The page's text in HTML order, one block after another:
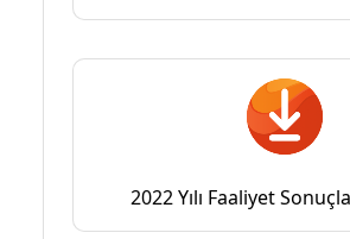
2022 Yılı Faaliyet